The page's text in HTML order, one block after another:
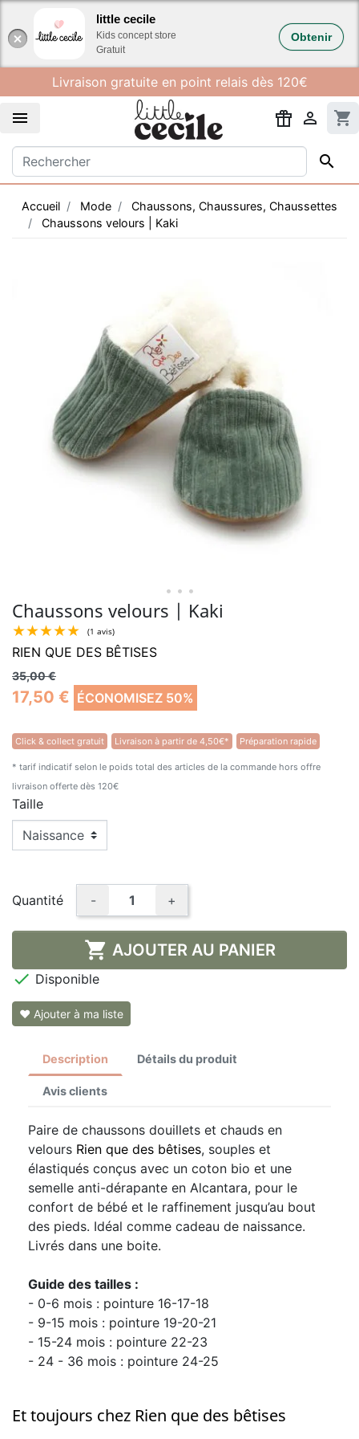
little cecile
Kids concept store
Gratuit
Obtenir
Livraison gratuite en point relais dès 120€
  shopping_cart

Accueil Mode
Chaussons, Chaussures, Chaussettes
Chaussons velours | Kaki
• • •
Chaussons velours | Kaki
★★★★★ (1 avis)
RIEN QUE DES BÊTISES
35,00 €
17,50 € ÉCONOMISEZ 50%
Click & collect gratuit Livraison à partir de 4,50€* Préparation rapide
* tarif indicatif selon le poids total des articles de la commande hors offre
livraison offerte dès 120€
Taille
Quantité - +
 AJOUTER AU PANIER
 Disponible
❤ Ajouter à ma liste
Description Détails du produit
Avis clients
Paire de chaussons douillets et chauds en
velours Rien que des bêtises, souples et
élastiqués conçus avec un coton bio et une
semelle anti-dérapante en Alcantara, pour le
confort de bébé et le raffinement jusqu’au bout
des pieds. Idéal comme cadeau de naissance.
Livrés dans une boite.
Guide des tailles :
- 0-6 mois : pointure 16-17-18
- 9-15 mois : pointure 19-20-21
- 15-24 mois : pointure 22-23
- 24 - 36 mois : pointure 24-25
Et toujours chez Rien que des bêtises